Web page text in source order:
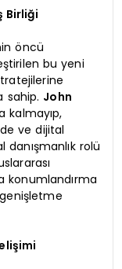
Birliği
öncü
bu yeni
sahip. John
kalmayıp,
ve dijital
rolü
konumlandırma
genişletme